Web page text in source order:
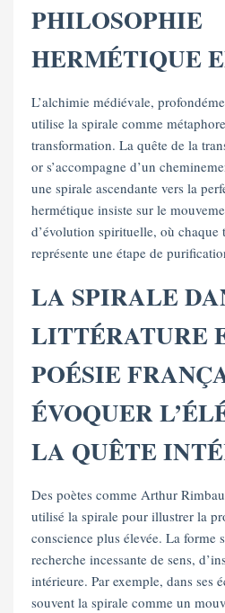
PHILOSOPHIE
HERMÉTIQUE
L’alchimie médiévale,
utilise la spirale comme
transformation. La quête de la
or s’accompagne d’un
une spirale ascendante vers la
hermétique insiste sur le
d’évolution spirituelle, où chaque
représente une étape de
LA SPIRALE
LITTÉRATURE
POÉSIE
ÉVOQUER
LA QUÊTE
Des poètes comme Arthur
utilisé la spirale pour illustrer la
conscience plus élevée. La forme
recherche incessante de sens,
intérieure. Par exemple, dans ses
souvent la spirale comme un